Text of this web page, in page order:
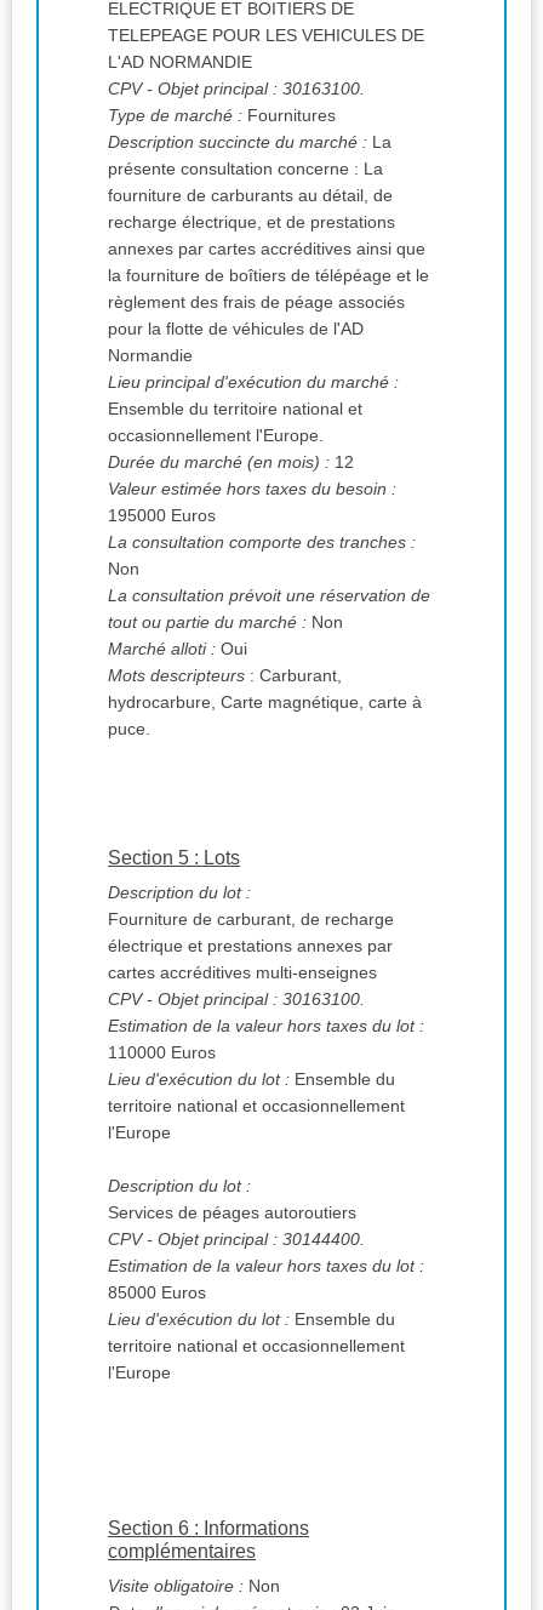
ELECTRIQUE ET BOITIERS DE
TELEPEAGE POUR LES VEHICULES DE
L'AD NORMANDIE
CPV- Objet principal : 30163100.
Type de marché : Fournitures
Description succincte du marché : La
présente consultation concerne : La
fourniture de carburants au détail, de
recharge électrique, et de prestations
annexes par cartes accréditives ainsi que
la fourniture de boîtiers de télépéage et le
règlement des frais de péage associés
pour la flotte de véhicules de l'AD
Normandie
Lieu principal d'exécution du marché :
Ensemble du territoire national et
occasionnellement l'Europe.
Durée du marché (en mois) : 12
Valeur estimée hors taxes du besoin :
195000 Euros
La consultation comporte des tranches :
Non
La consultation prévoit une réservation de
tout ou partie du marché : Non
Marché alloti : Oui
Mots descripteurs : Carburant,
hydrocarbure, Carte magnétique, carte à
puce.
Section 5 : Lots
Description du lot :
Fourniture de carburant, de recharge
électrique et prestations annexes par
cartes accréditives multi-enseignes
CPV- Objet principal : 30163100.
Estimation de la valeur hors taxes du lot :
110000 Euros
Lieu d'exécution du lot : Ensemble du
territoire national et occasionnellement
l'Europe
Description du lot :
Services de péages autoroutiers
CPV- Objet principal : 30144400.
Estimation de la valeur hors taxes du lot :
85000 Euros
Lieu d'exécution du lot : Ensemble du
territoire national et occasionnellement
l'Europe
Section 6 : Informations
complémentaires
Visite obligatoire : Non